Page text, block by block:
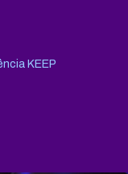
KEEP